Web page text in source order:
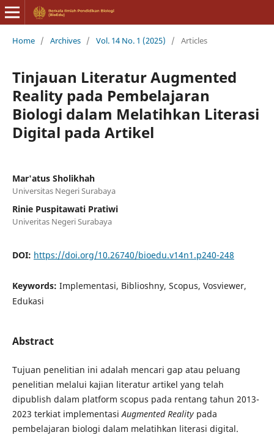
Home / Archives / Vol. 14 No. 1 (2025) / Articles
Tinjauan Literatur Augmented
Reality pada Pembelajaran
Biologi dalam Melatihkan Literasi
Digital pada Artikel
Mar'atus Sholikhah
Universitas Negeri Surabaya
Rinie Puspitawati Pratiwi
Univeritas Negeri Surabaya
DOI: https://doi.org/10.26740/bioedu.v14n1.p240-248
Keywords: Implementasi, Biblioshny, Scopus, Vosviewer,
Edukasi
Abstract
Tujuan penelitian ini adalah mencari gap atau peluang
penelitian melalui kajian literatur artikel yang telah
dipublish dalam platform scopus pada rentang tahun 2013-
2023 terkiat implementasiAugmented Realitypada
pembelajaran biologi dalam melatihkan literasi digital.